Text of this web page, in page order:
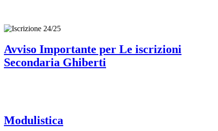
Avviso Importante per Le iscrizioni
Secondaria Ghiberti
Modulistica